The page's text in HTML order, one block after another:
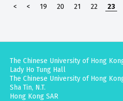
<
< 19 20 21 22 23
The Chinese University of Hong
Lady Ho Tung Hall
The Chinese University of Hong
Sha Tin, N.T.
Hong Kong SAR